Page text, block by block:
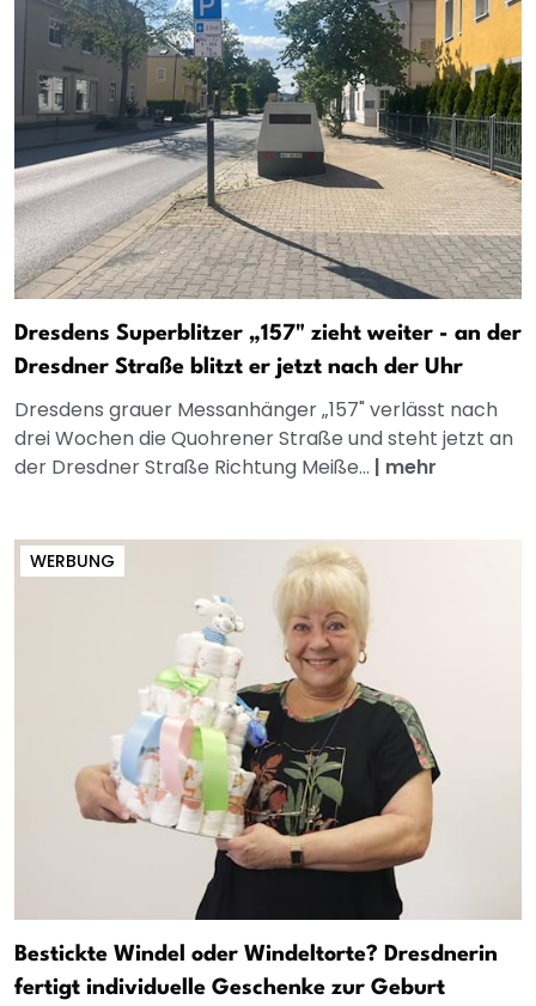
Dresdens Superblitzer „157" zieht weiter - an der
Dresdner Straße blitzt er jetzt nach der Uhr
Dresdens grauer Messanhänger „157" verlässt nach
drei Wochen die Quohrener Straße und steht jetzt an
der Dresdner Straße Richtung Meiße... | mehr
WERBUNG
Bestickte Windel oder Windeltorte? Dresdnerin
fertigt individuelle Geschenke zur Geburt